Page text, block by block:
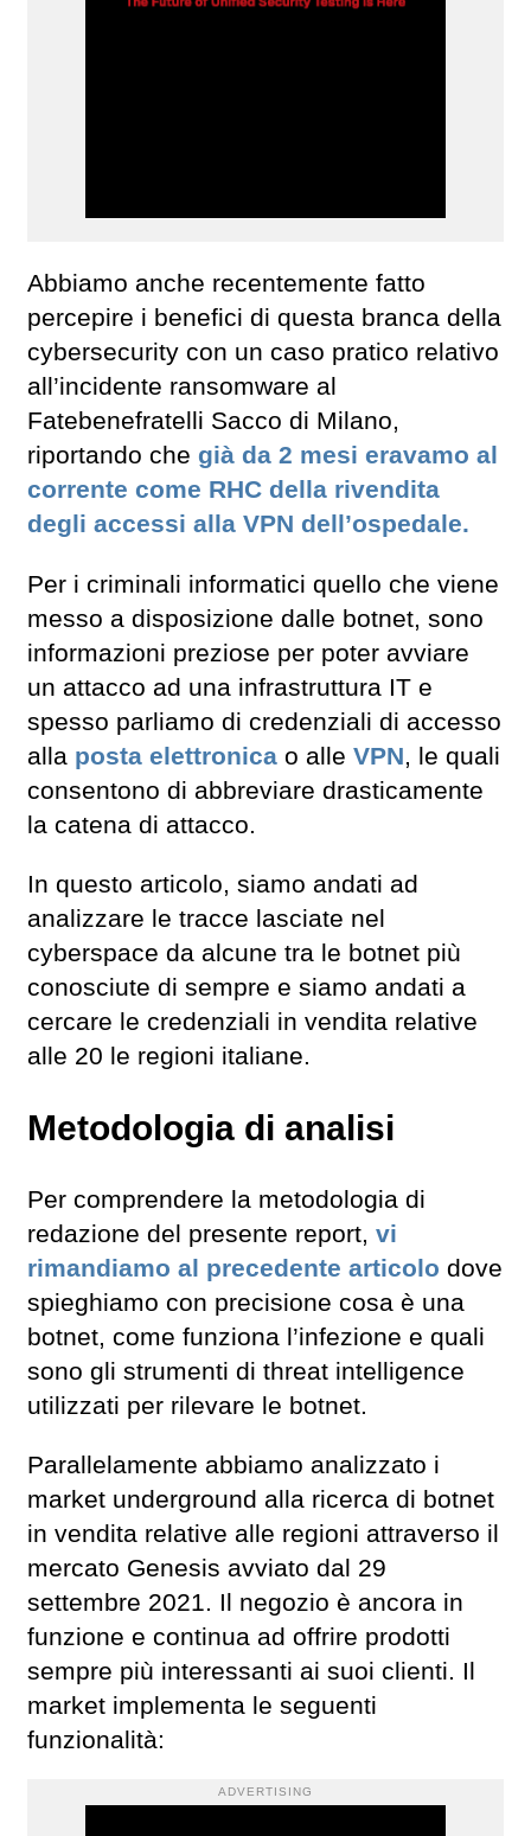
Abbiamo anche recentemente fatto
percepire i benefici di questa branca della
cybersecurity con un caso pratico relativo
all’incidente ransomware al
Fatebenefratelli Sacco di Milano,
riportando che già da 2 mesi eravamo al
corrente come RHC della rivendita
degli accessi alla VPN dell’ospedale.
Per i criminali informatici quello che viene
messo a disposizione dalle botnet, sono
informazioni preziose per poter avviare
un attacco ad una infrastruttura IT e
spesso parliamo di credenziali di accesso
alla posta elettronica o alle VPN, le quali
consentono di abbreviare drasticamente
la catena di attacco.
In questo articolo, siamo andati ad
analizzare le tracce lasciate nel
cyberspace da alcune tra le botnet più
conosciute di sempre e siamo andati a
cercare le credenziali in vendita relative
alle 20 le regioni italiane.
Metodologia di analisi
Per comprendere la metodologia di
redazione del presente report, vi
rimandiamo al precedente articolo dove
spieghiamo con precisione cosa è una
botnet, come funziona l’infezione e quali
sono gli strumenti di threat intelligence
utilizzati per rilevare le botnet.
Parallelamente abbiamo analizzato i
market underground alla ricerca di botnet
in vendita relative alle regioni attraverso il
mercato Genesis avviato dal 29
settembre 2021. Il negozio è ancora in
funzione e continua ad offrire prodotti
sempre più interessanti ai suoi clienti. Il
market implementa le seguenti
funzionalità:
ADVERTISING